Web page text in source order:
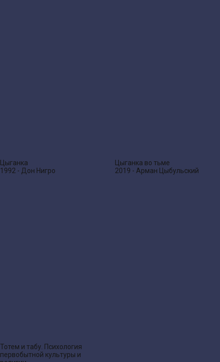
Цыганка
1992 - Дон Нигро
Цыганка во тьме
2019 - Арман Цыбульский
Тотем и табу. Психология
первобытной культуры и